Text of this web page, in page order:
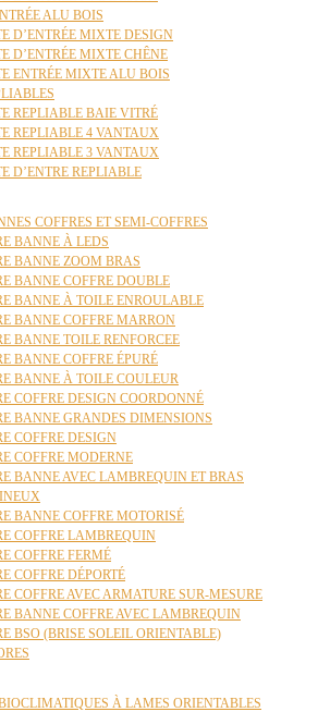
ALU BOIS
D’ENTRÉE MIXTE DESIGN
D’ENTRÉE MIXTE CHÊNE
ENTRÉE MIXTE ALU BOIS
REPLIABLE BAIE VITRÉ
REPLIABLE 4 VANTAUX
REPLIABLE 3 VANTAUX
D’ENTRE REPLIABLE
COFFRES ET SEMI-COFFRES
BANNE À LEDS
BANNE ZOOM BRAS
BANNE COFFRE DOUBLE
BANNE À TOILE ENROULABLE
BANNE COFFRE MARRON
BANNE TOILE RENFORCEE
BANNE COFFRE ÉPURÉ
BANNE À TOILE COULEUR
COFFRE DESIGN COORDONNÉ
BANNE GRANDES DIMENSIONS
COFFRE DESIGN
COFFRE MODERNE
BANNE AVEC LAMBREQUIN ET BRAS
BANNE COFFRE MOTORISÉ
COFFRE LAMBREQUIN
COFFRE FERMÉ
COFFRE DÉPORTÉ
COFFRE AVEC ARMATURE SUR-MESURE
BANNE COFFRE AVEC LAMBREQUIN
BSO (BRISE SOLEIL ORIENTABLE)
À LAMES ORIENTABLES